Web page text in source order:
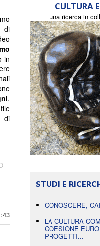
di
in
,
di
CULTURA
una ricerca in
STUDI E
CONOSCERE,
LA CULTURA
COESIONE
PROGETTI...